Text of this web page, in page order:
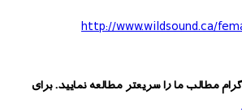
http://www.wildsound.ca/
مطالب ما را سریعتر مطالعه نمایید. برای